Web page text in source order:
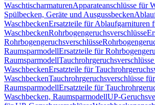
WaschtischarmaturenApparateanschlüsse für
Spülbecken, Geräte und Ausgussbecken
WaschbeckenErsatzteile für Ablaufgarnituren
WaschbeckenRohrbogengeruchsverschlüsse
Rohrbogengeruchsverschlüsse
RaumsparmodellErsatzteile für
Raumsparmodell
WaschbeckenErsatzteile für
WaschbeckenTauchrohrgeruchsverschlüsse
RaumsparmodellErsatzteile für
Waschbecken, RaumsparmodellUP-